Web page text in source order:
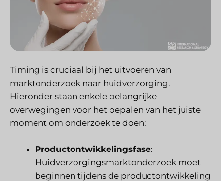
Timing is cruciaal bij het uitvoeren van
marktonderzoek naar huidverzorging.
Hieronder staan enkele belangrijke
overwegingen voor het bepalen van het juiste
moment om onderzoek te doen:
Productontwikkelingsfase:
Huidverzorgingsmarktonderzoek moet
beginnen tijdens de productontwikkeling